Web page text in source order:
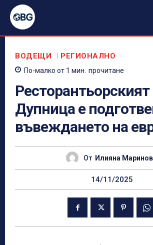
ВОДЕЩИ РЕГИОНАЛНО
По-малко от 1 мин. прочитане
Дупница е
въвеждането на
От Илияна
14/11/2025